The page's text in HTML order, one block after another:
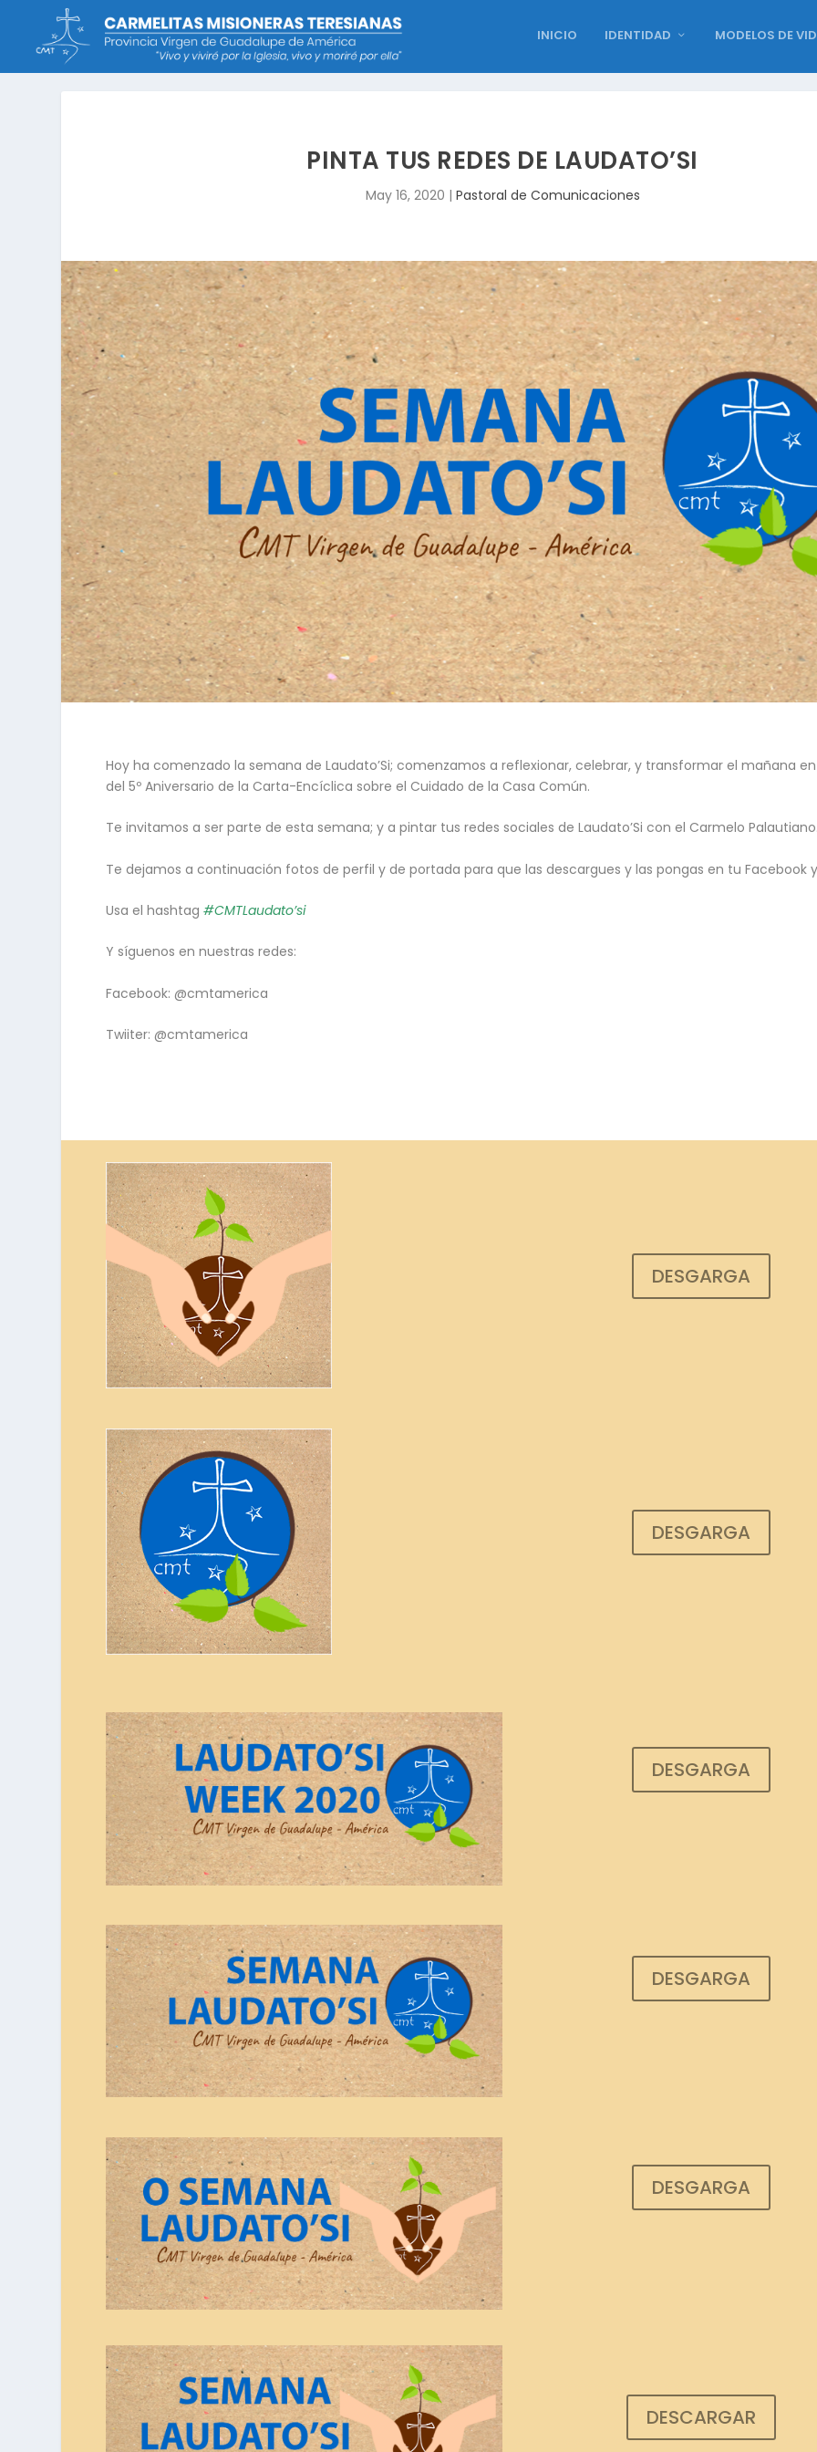
INICIO IDENTIDAD MODELOS DE
PINTA TUS REDES DE LAUDATO’SI
May 16, 2020 | Pastoral de Comunicaciones
Hoy ha comenzado la semana de Laudato’Si; comenzamos a reflexionar, celebrar, y transformar el mañana
del 5º Aniversario de la Carta-Encíclica sobre el Cuidado de la Casa Común.
Te invitamos a ser parte de esta semana; y a pintar tus redes sociales de Laudato’Si con el Carmelo Palautiano.
Te dejamos a continuación fotos de perfil y de portada para que las descargues y las pongas en tu Facebook
Usa el hashtag #CMTLaudato’si
Y síguenos en nuestras redes:
Facebook: @cmtamerica
Twiiter: @cmtamerica
DESGARGA
DESGARGA
DESGARGA
DESGARGA
DESGARGA
DESCARGAR